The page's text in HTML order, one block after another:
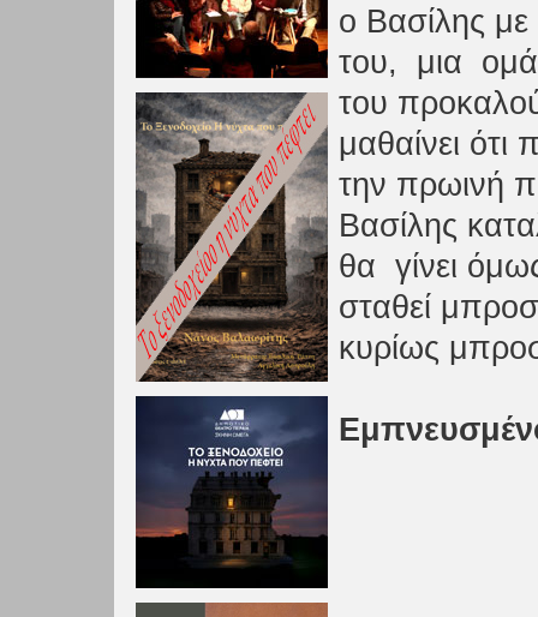
ο Βασίλης
του, μια
του
μαθαίνει ότι
την πρωινή
Βασίλης
θα γίνει
σταθεί
κυρίως